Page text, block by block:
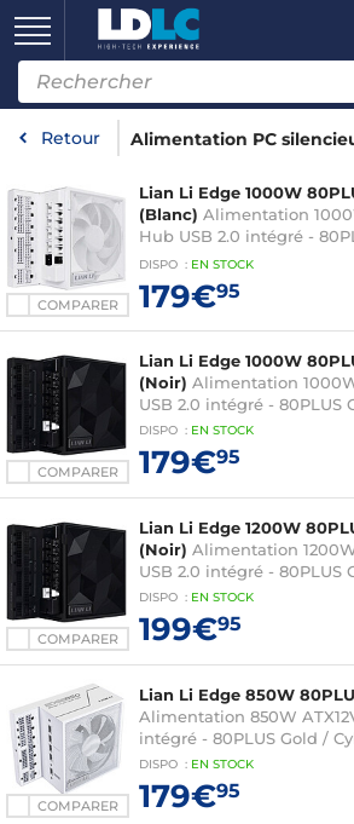
Retour Alimentation PC
COMPARER
Lian Li Edge 1000W
(Blanc) Alimentation
Hub USB 2.0 intégré -
Gold
DISPO : EN STOCK
179€95
COMPARER
Lian Li Edge 1000W
(Noir) Alimentation
USB 2.0 intégré - 80PLUS
DISPO : EN STOCK
179€95
COMPARER
Lian Li Edge 1200W
(Noir) Alimentation
USB 2.0 intégré - 80PLUS
DISPO : EN STOCK
199€95
COMPARER
Lian Li Edge 850W
Alimentation 850W
intégré - 80PLUS Gold /
DISPO : EN STOCK
179€95